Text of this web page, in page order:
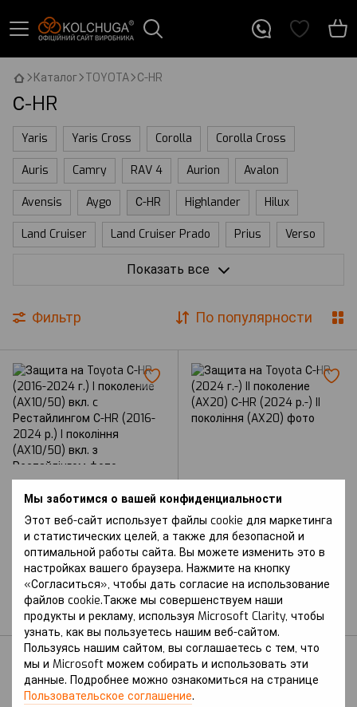
Мы заботимся о вашей конфиденциальности
Этот веб-сайт использует файлы cookie для маркетинга
и статистических целей, а также для безопасной и
оптимальной работы сайта. Вы можете изменить это в
настройках вашего браузера. Нажмите на кнопку
«Согласиться», чтобы дать согласие на использование
файлов cookie.Также мы совершенствуем наши
продукты и рекламу, используя Microsoft Clarity, чтобы
узнать, как вы пользуетесь нашим веб-сайтом.
Пользуясь нашим сайтом, вы соглашаетесь с тем, что
мы и Microsoft можем собирать и использовать эти
данные. Подробнее можно ознакомиться на странице
Пользовательское соглашение.
Каталог TOYOTA С-HR
С-HR
Yaris Yaris Cross Corolla Corolla Cross
Auris Camry RAV 4 Aurion Avalon
Avensis Aygo С-HR Highlander Hilux
Land Cruiser Land Cruiser Prado Prius Verso
Sequoia Sienna
Показать все
Фильтр По популярности
Артикул: С-HR (2016-2024 р.) I
покоління (AX10/50) вкл. з
Рестайлінгом
TOYOTA
Защита на Toyota С-HR
(2016-2024 г.) I
поколение (AX10/50)
вкл. c Рестайлингом
В наличии
покоління (AX20)
TOYOTA
Защита на Toyota С-HR
(2024 г.-) II поколение
(AX20)
В наличии